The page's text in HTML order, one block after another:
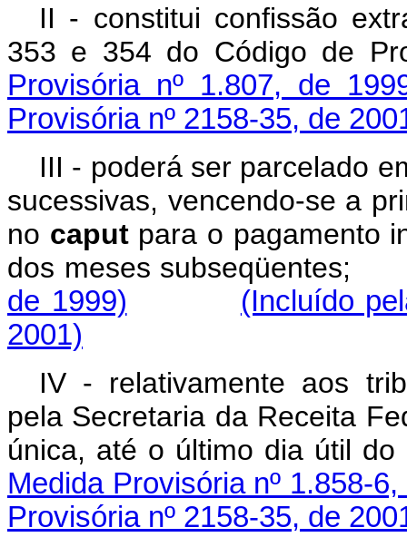
II - constitui confissão
353 e 354 do Código de
Provisória nº 1.807, de
Provisória nº 2158-35, de
III - poderá ser parcelado
sucessivas, vencendo-se a
no caputpara o pagamento
dos meses
de 1999)
(Incluído
2001)
IV - relativamente aos
pela Secretaria da Receita
única, até o último dia
Medida Provisória nº 1.858-
Provisória nº 2158-35, de